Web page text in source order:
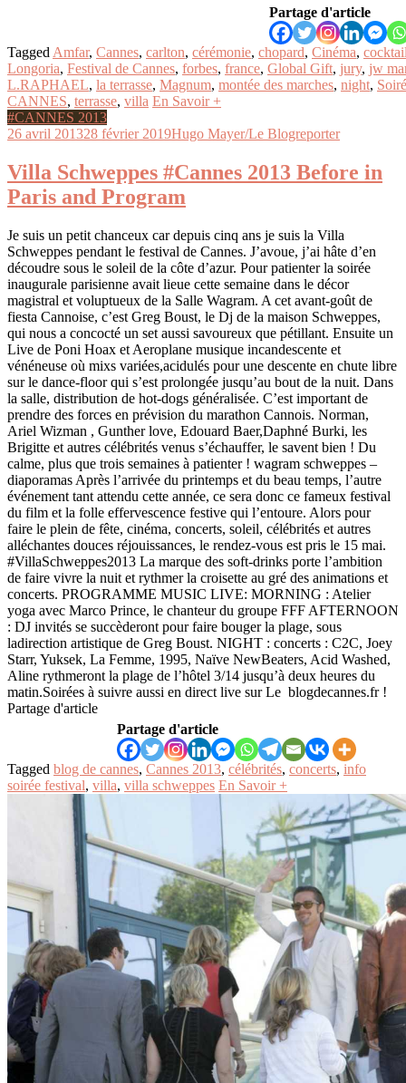
Partage d'article
Tagged Amfar, Cannes, carlton, cérémonie, chopard, Cinéma,
Longoria, Festival de Cannes, forbes, france, Global Gift, jury, jw
L.RAPHAEL, la terrasse, Magnum, montée des marches, night,
CANNES, terrasse, villa En Savoir +
#CANNES 2013
26 avril 201328 février 2019Hugo Mayer/Le Blogreporter
Villa Schweppes #Cannes 2013 Before in
Paris and Program
Je suis un petit chanceux car depuis cinq ans je suis la Villa
Schweppes pendant le festival de Cannes. J’avoue, j’ai hâte d’en
découdre sous le soleil de la côte d’azur. Pour patienter la soirée
inaugurale parisienne avait lieue cette semaine dans le décor
magistral et voluptueux de la Salle Wagram. A cet avant-goût de
fiesta Cannoise, c’est Greg Boust, le Dj de la maison Schweppes,
qui nous a concocté un set aussi savoureux que pétillant. Ensuite un
Live de Poni Hoax et Aeroplane musique incandescente et
vénéneuse où mixs variées,acidulés pour une descente en chute libre
sur le dance-floor qui s’est prolongée jusqu’au bout de la nuit. Dans
la salle, distribution de hot-dogs généralisée. C’est important de
prendre des forces en prévision du marathon Cannois. Norman,
Ariel Wizman , Gunther love, Edouard Baer,Daphné Burki, les
Brigitte et autres célébrités venus s’échauffer, le savent bien ! Du
calme, plus que trois semaines à patienter ! wagram schweppes –
diaporamas Après l’arrivée du printemps et du beau temps, l’autre
événement tant attendu cette année, ce sera donc ce fameux festival
du film et la folle effervescence festive qui l’entoure. Alors pour
faire le plein de fête, cinéma, concerts, soleil, célébrités et autres
alléchantes douces réjouissances, le rendez-vous est pris le 15 mai.
#VillaSchweppes2013 La marque des soft-drinks porte l’ambition
de faire vivre la nuit et rythmer la croisette au gré des animations et
concerts. PROGRAMME MUSIC LIVE: MORNING : Atelier
yoga avec Marco Prince, le chanteur du groupe FFF AFTERNOON
: DJ invités se succèderont pour faire bouger la plage, sous
ladirection artistique de Greg Boust. NIGHT : concerts : C2C, Joey
Starr, Yuksek, La Femme, 1995, Naïve NewBeaters, Acid Washed,
Aline rythmeront la plage de l’hôtel 3/14 jusqu’à deux heures du
matin.Soirées à suivre aussi en direct live sur Le blogdecannes.fr !
Partage d'article
Partage d'article
Tagged blog de cannes, Cannes 2013, célébrités, concerts, info
soirée festival, villa, villa schweppes En Savoir +